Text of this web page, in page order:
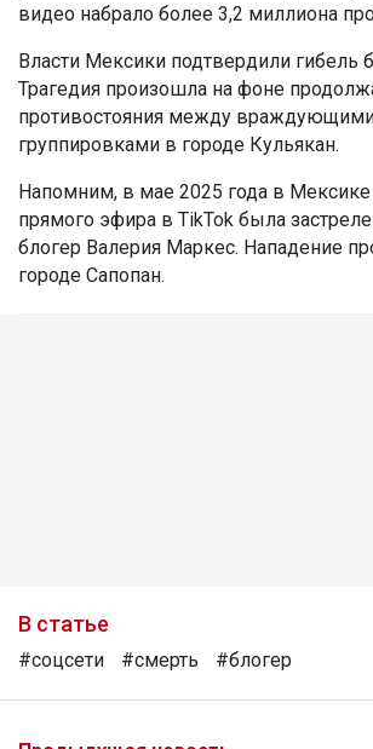
видео набрало более 3,2 миллиона
Власти Мексики подтвердили гибель
Трагедия произошла на фоне
противостояния между
группировками в городе Кульякан.
Напомним, в мае 2025 года в
прямого эфира в TikTok была
блогер Валерия Маркес. Нападение
городе Сапопан.
В статье
#соцсети #смерть #блогер